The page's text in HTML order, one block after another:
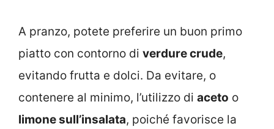
A pranzo, potete preferire un buon primo
piatto con contorno di verdure crude,
evitando frutta e dolci. Da evitare, o
contenere al minimo, l’utilizzo di aceto o
limone sull’insalata, poiché favorisce la